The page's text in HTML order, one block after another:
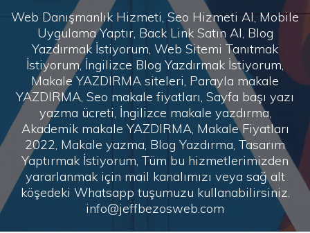
Web Danışmanlık Hizmeti, Seo Hizmeti Al, Mobile
Uygulama Yaptır, Back Link Satın Al, Blog
Yazdırmak İstiyorum, Web Sitemi Tanıtmak
İstiyorum, İngilizce Blog Yazdırmak İstiyorum,
Makale YAZDIRMA siteleri, Parayla makale
YAZDIRMA, Seo makale fiyatları, Sayfa başı yazı
yazma ücreti, İngilizce makale yazdırma,
Akademik makale YAZDIRMA, Makale Fiyatları
2022, Makale yazma, Blog Yazdırma, Tasarım
Yaptırmak İstiyorum, Tüm bu hizmetlerimizden
yararlanmak için mail kanalımızı veya sağ alt
köşedeki Whatsapp tuşumuzu kullanabilirsiniz.
info@jeffbezosweb.com